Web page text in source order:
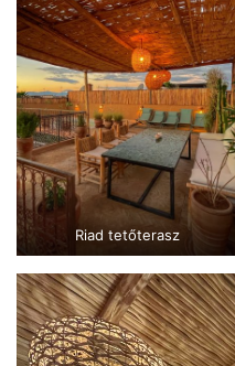
Riad tetőterasz